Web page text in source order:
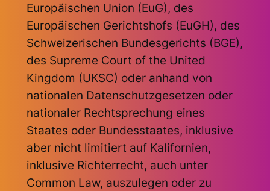
Europäischen Union (EuG), des
Europäischen Gerichtshofs (EuGH), des
Schweizerischen Bundesgerichts (BGE),
des Supreme Court of the United
Kingdom (UKSC) oder anhand von
nationalen Datenschutzgesetzen oder
nationaler Rechtsprechung eines
Staates oder Bundesstaates, inklusive
aber nicht limitiert auf Kalifornien,
inklusive Richterrecht, auch unter
Common Law, auszulegen oder zu